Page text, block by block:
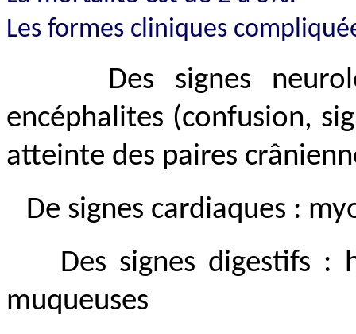
Les formes cliniques
Des signes
encéphalites (confusion,
atteinte des paires
De signes cardiaques :
Des signes digestifs :
muqueuses